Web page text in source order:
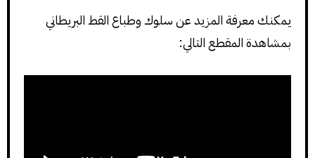
يمكنك معرفة المزيد عن سلوك وطباع القط البريطاني
بمشاهدة المقطع التالي: